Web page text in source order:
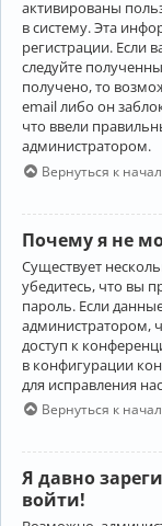
активированы
в систему. Эта
регистрации. Если
следуйте
получено, то
email либо он
что ввели
администратором.
Вернуться к
Почему я не
Существует
убедитесь, что вы
пароль. Если
администратором,
доступ к
в конфигурации
для исправления
Вернуться к
Я давно
войти!